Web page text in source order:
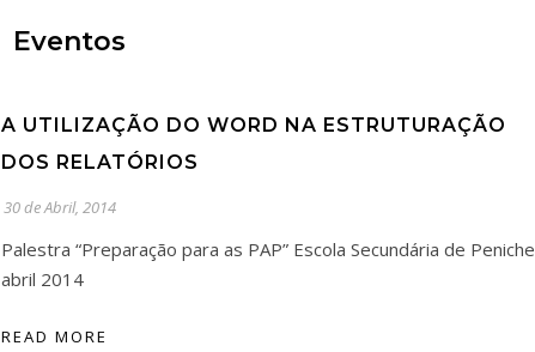
Eventos
A UTILIZAÇÃO DO WORD NA ESTRUTURAÇÃO
DOS RELATÓRIOS
30 de Abril, 2014
Palestra “Preparação para as PAP” Escola Secundária de Peniche
abril 2014
READ MORE